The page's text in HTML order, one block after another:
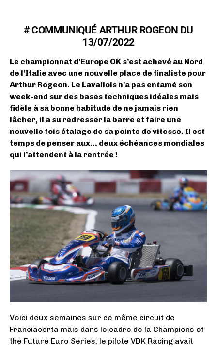
# COMMUNIQUÉ ARTHUR ROGEON DU
13/07/2022
Le championnat d’Europe OK s’est achevé au Nord
de l’Italie avec une nouvelle place de finaliste pour
Arthur Rogeon. Le Lavallois n’a pas entamé son
week-end sur des bases techniques idéales mais
fidèle à sa bonne habitude de ne jamais rien
lâcher, il a su redresser la barre et faire une
nouvelle fois étalage de sa pointe de vitesse. Il est
temps de penser aux… deux échéances mondiales
qui l’attendent à la rentrée !
Voici deux semaines sur ce même circuit de
Franciacorta mais dans le cadre de la Champions of
the Future Euro Series, le pilote VDK Racing avait